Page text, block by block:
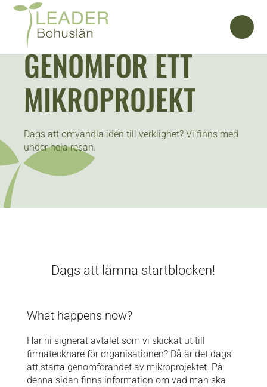
GENOMFÖR ETT
MIKROPROJEKT
Dags att omvandla idén till verklighet? Vi finns med
under hela resan.
Dags att lämna startblocken!
What happens now?
Har ni signerat avtalet som vi skickat ut till
firmatecknare för organisationen? Då är det dags
att starta genomförandet av mikroprojektet. På
denna sidan finns information om vad man ska